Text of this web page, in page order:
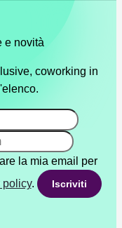
e novità
coworking in
la mia email per
policy. Iscriviti